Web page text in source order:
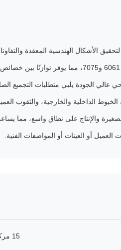
الجودة يلبي متطلبات التجميع
الداخلية والخارجية، والثقوب
والإنتاج على نطاق واسع، مما
أو العينات أو المواصفات الفنية.
15 مركزًا للتنصت CNC، و18 مخارط CNC، و25 مخرطة آلية، و4 MAZAK بخمسة محاور CNC، إلخ.